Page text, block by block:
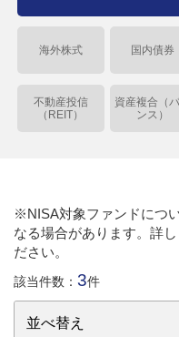
海外株式 国内債券
不動産投信
（REIT）
資産複合（
ンス）
※NISA対象ファンドにつ
なる場合があります。詳
ださい。
該当件数： 3件